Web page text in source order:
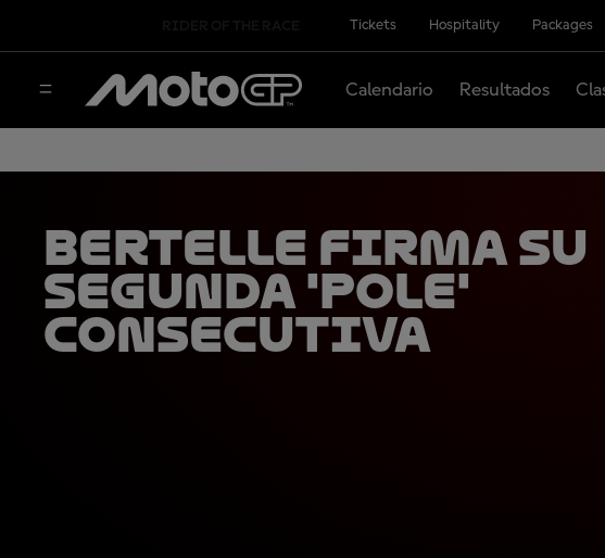
Tickets Hospitality Packages
Calendario Resultados
Bertelle firma su
segunda 'pole'
consecutiva